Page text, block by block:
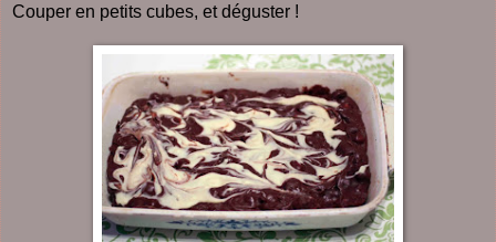
Couper en petits cubes, et déguster !